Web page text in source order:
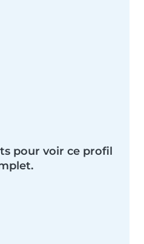
pour voir ce profil